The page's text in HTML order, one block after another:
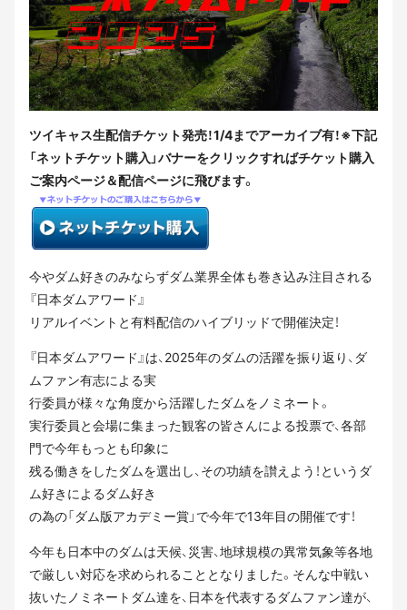
ツイキャス生配信チケット発売！1/4までアーカイブ有！※下記
「ネットチケット購入」バナーをクリックすればチケット購入
ご案内ページ＆配信ページに飛びます。
今やダム好きのみならずダム業界全体も巻き込み注目される
『日本ダムアワード』
リアルイベントと有料配信のハイブリッドで開催決定！
『日本ダムアワード』は、2025年のダムの活躍を振り返り、ダ
ムファン有志による実
行委員が様々な角度から活躍したダムをノミネート。
実行委員と会場に集まった観客の皆さんによる投票で、各部
門で今年もっとも印象に
残る働きをしたダムを選出し、その功績を讃えよう！というダ
ム好きによるダム好き
の為の「ダム版アカデミー賞」で今年で13年目の開催です！
今年も日本中のダムは天候、災害、地球規模の異常気象等各地
で厳しい対応を求められることとなりました。そんな中戦い
抜いたノミネートダム達を、日本を代表するダムファン達が、